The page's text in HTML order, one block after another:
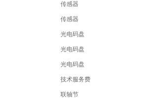
传感器
传感器
光电码盘
光电码盘
光电码盘
技术服务费
联轴节